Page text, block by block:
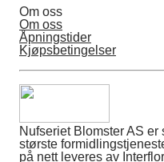
Om oss
Om oss
Åpningstider
Kjøpsbetingelser
Nufseriet Blomster AS
største
på nett leveres av